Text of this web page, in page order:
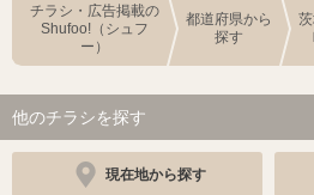
チラシ・広告掲載の
Shufoo!（シュフ
ー）
都道府県から
探す
他のチラシを探す
現在地から探す